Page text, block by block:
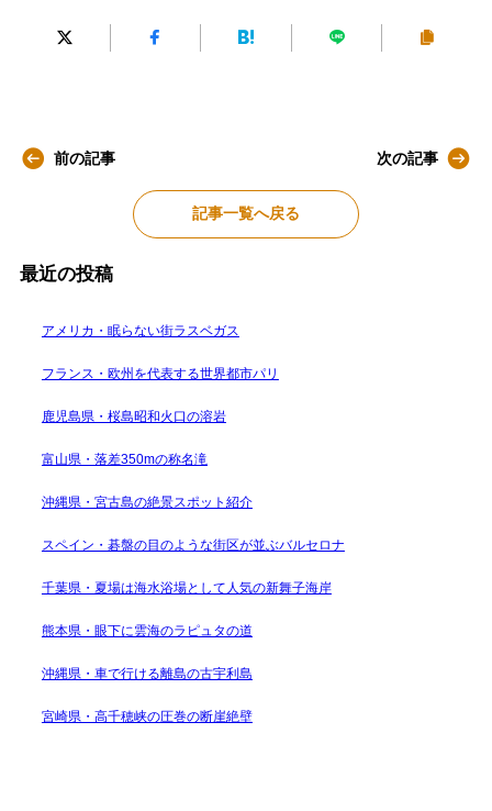
前の記事
記事一覧へ戻る
次の記事
最近の投稿
アメリカ・眠らない街ラスベガス
フランス・欧州を代表する世界都市パリ
鹿児島県・桜島昭和火口の溶岩
富山県・落差350mの称名滝
沖縄県・宮古島の絶景スポット紹介
スペイン・碁盤の目のような街区が並ぶバルセロナ
千葉県・夏場は海水浴場として人気の新舞子海岸
熊本県・眼下に雲海のラピュタの道
沖縄県・車で行ける離島の古宇利島
宮崎県・高千穂峡の圧巻の断崖絶壁